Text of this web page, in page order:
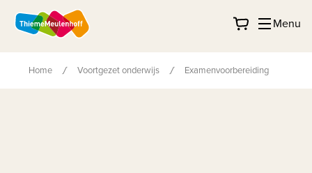
Menu
Home Voortgezet onderwijs Examenvoorbereiding